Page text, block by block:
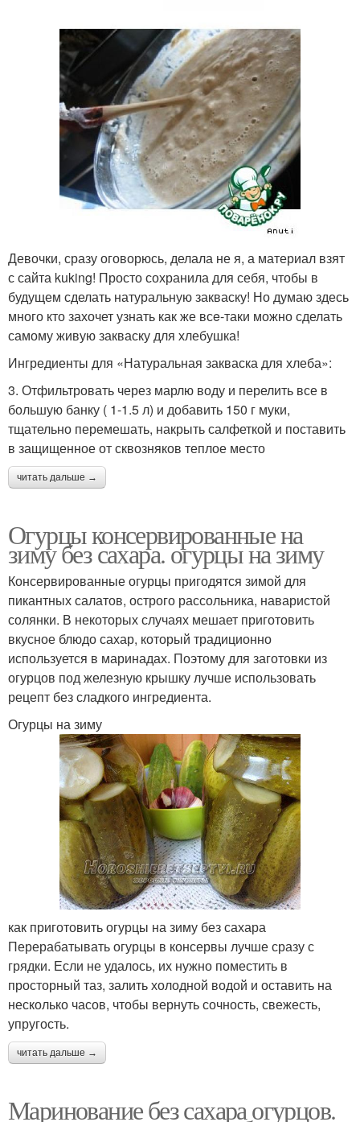
Девочки, сразу оговорюсь, делала не я, а материал взят
с сайта kuking! Просто сохранила для себя, чтобы в
будущем сделать натуральную закваску! Но думаю здесь
много кто захочет узнать как же всe-таки можно сделать
самому живую закваску для хлебушка!
Ингредиенты для «Натуральная закваска для хлеба»:
3. Отфильтровать через марлю воду и перелить все в
большую банку ( 1-1.5 л) и добавить 150 г муки,
тщательно перемешать, накрыть салфеткой и поставить
в защищенное от сквозняков теплое место
читать дальше →
Огурцы консервированные на
зиму без сахара. огурцы на зиму
Консервированные огурцы пригодятся зимой для
пикантных салатов, острого рассольника, наваристой
солянки. В некоторых случаях мешает приготовить
вкусное блюдо сахар, который традиционно
используется в маринадах. Поэтому для заготовки из
огурцов под железную крышку лучше использовать
рецепт без сладкого ингредиента.
Огурцы на зиму
как приготовить огурцы на зиму без сахара
Перерабатывать огурцы в консервы лучше сразу с
грядки. Если не удалось, их нужно поместить в
просторный таз, залить холодной водой и оставить на
несколько часов, чтобы вернуть сочность, свежесть,
упругость.
читать дальше →
Маринование без сахара огурцов.